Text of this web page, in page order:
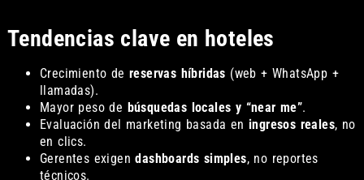
Tendencias clave en hoteles
Crecimiento de reservas híbridas (web + WhatsApp +
llamadas).
Mayor peso de búsquedas locales y “near me”.
Evaluación del marketing basada en ingresos reales, no
en clics.
Gerentes exigendashboards simples, no reportes
técnicos.